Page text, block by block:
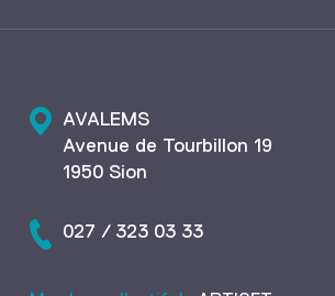
AVALEMS
Avenue de Tourbillon 19
1950 Sion
027 / 323 03 33